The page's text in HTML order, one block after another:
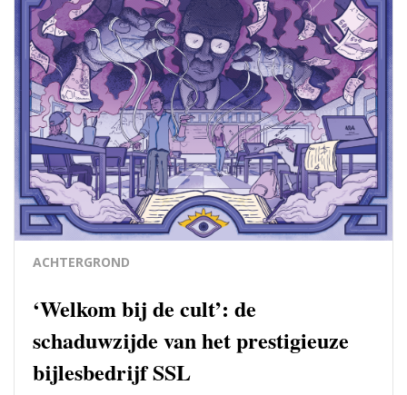
ACHTERGROND
‘Welkom bij de cult’: de
schaduwzijde van het prestigieuze
bijlesbedrijf SSL